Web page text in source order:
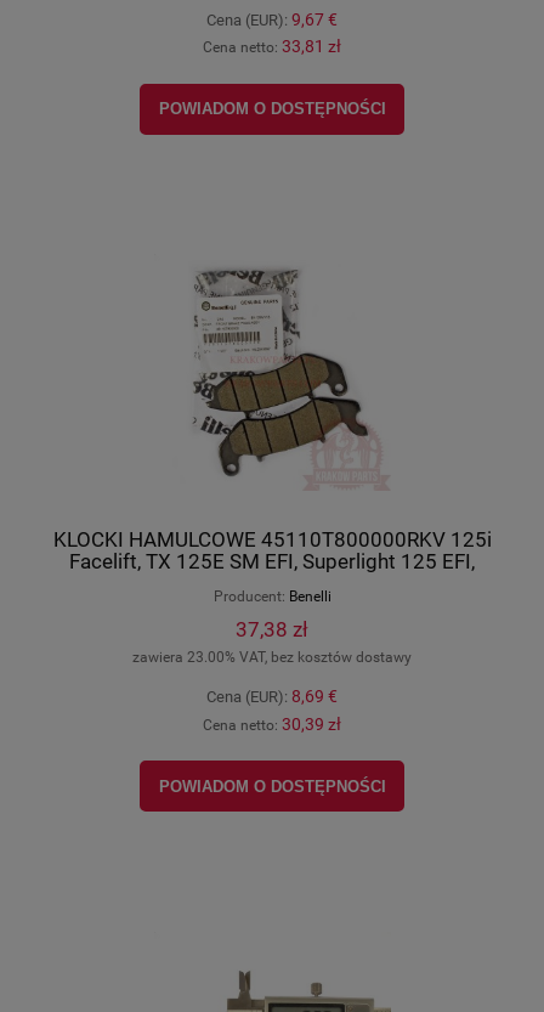
Cena (EUR): 9,67 €
Cena netto: 33,81 zł
POWIADOM O DOSTĘPNOŚCI
KLOCKI HAMULCOWE 45110T800000RKV 125i
Facelift, TX 125E SM EFI, Superlight 125 EFI,
Producent: Benelli
37,38 zł
zawiera 23.00% VAT, bez kosztów dostawy
Cena (EUR): 8,69 €
Cena netto: 30,39 zł
POWIADOM O DOSTĘPNOŚCI